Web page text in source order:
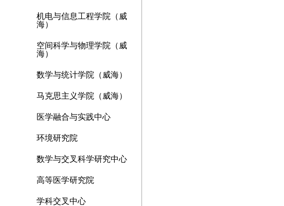
机电与信息工程学院（威
海）
空间科学与物理学院（威
海）
数学与统计学院（威海）
马克思主义学院（威海）
医学融合与实践中心
环境研究院
数学与交叉科学研究中心
高等医学研究院
学科交叉中心